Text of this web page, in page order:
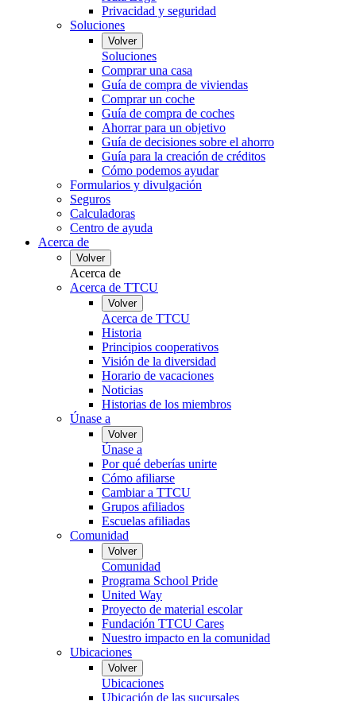
Privacidad y seguridad
Soluciones
Volver
Soluciones
Comprar una casa
Guía de compra de viviendas
Comprar un coche
Guía de compra de coches
Ahorrar para un objetivo
Guía de decisiones sobre el ahorro
Guía para la creación de créditos
Cómo podemos ayudar
Formularios y divulgación
Seguros
Calculadoras
Centro de ayuda
Acerca de
Volver
Acerca de
Acerca de TTCU
Volver
Acerca de TTCU
Historia
Principios cooperativos
Visión de la diversidad
Horario de vacaciones
Noticias
Historias de los miembros
Únase a
Volver
Únase a
Por qué deberías unirte
Cómo afiliarse
Cambiar a TTCU
Grupos afiliados
Escuelas afiliadas
Comunidad
Volver
Comunidad
Programa School Pride
United Way
Proyecto de material escolar
Fundación TTCU Cares
Nuestro impacto en la comunidad
Ubicaciones
Volver
Ubicaciones
Ubicación de las sucursales